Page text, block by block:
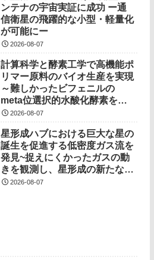
ンテナの宇宙実証に成功 ー通
信衛星の飛躍的な小型・軽量化
が可能にー
2026-08-07
計算科学と酵素工学で高機能ポ
リマー原料のバイオ生産を実現
～難しかったビフェニルの
meta位選択的水酸化酵素を開
発～2026-08-07
星形成ハブにおける巨大な星の
誕生を促進する低密度ガス流を
発見~捉えにくかったガスの動
きを観測し、星形成の新たなプ
ロセスを明らかに~
2026-08-07